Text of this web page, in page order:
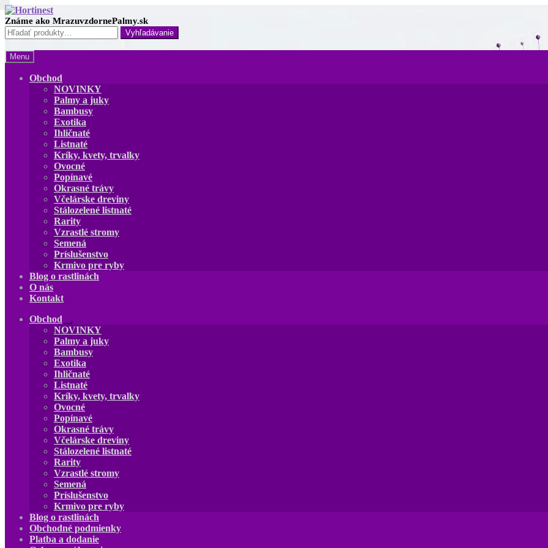
Preskočiť
na
navigáciu
Preskočiť
na
obsah
Hľadať:
Menu
Obchod
NOVINKY
Palmy a juky
Bambusy
Exotika
Ihličnaté
Listnaté
Kríky, kvety, trvalky
Ovocné
Popínavé
Okrasné trávy
Včelárske dreviny
Stálozelené listnaté
Rarity
Vzrastlé stromy
Semená
Príslušenstvo
Krmivo pre ryby
Blog o rastlinách
O nás
Kontakt
Obchod
Rozbaliť
podradené
menu
NOVINKY
Palmy a juky
Bambusy
Exotika
Ihličnaté
Listnaté
Kríky, kvety, trvalky
Ovocné
Popínavé
Okrasné trávy
Včelárske dreviny
Stálozelené listnaté
Rarity
Vzrastlé stromy
Semená
Príslušenstvo
Krmivo pre ryby
Blog o rastlinách
Obchodné podmienky
Platba a dodanie